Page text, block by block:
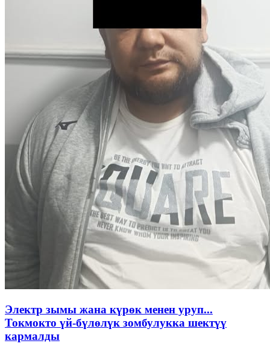
Электр зымы жана күрөк менен уруп...
Токмокто үй-бүлөлүк зомбулукка шектүү
кармалды